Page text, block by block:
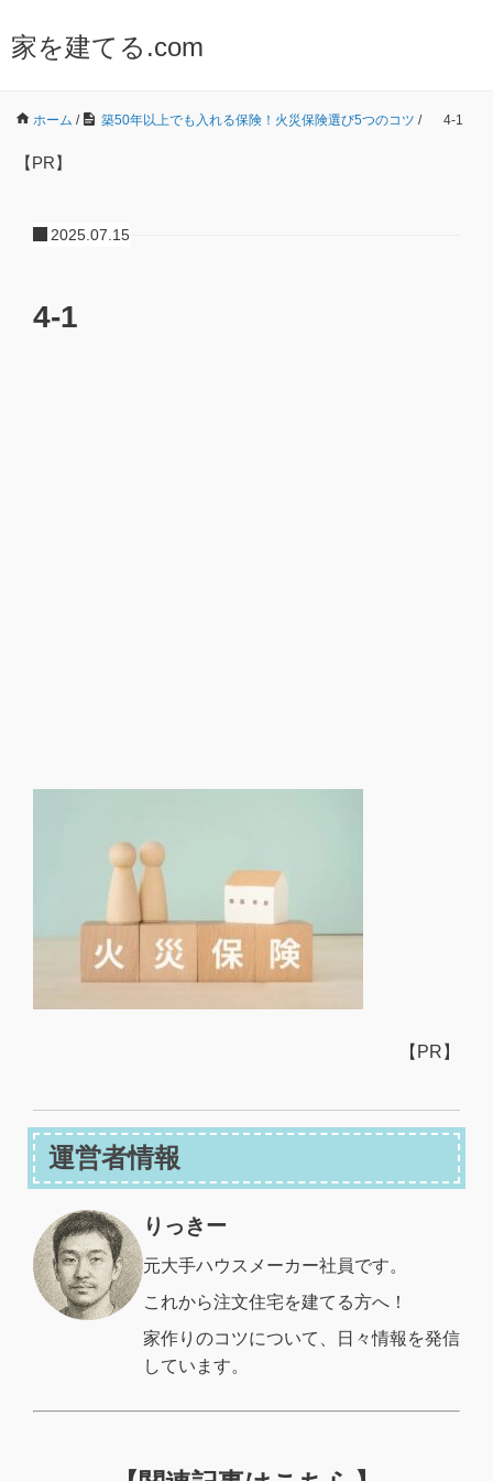
家を建てる.com
ホーム / 築50年以上でも入れる保険！火災保険選び5つのコツ / 4-1
【PR】
2025.07.15
4-1
【PR】
運営者情報
りっきー
元大手ハウスメーカー社員です。
これから注文住宅を建てる方へ！
家作りのコツについて、日々情報を発信
しています。